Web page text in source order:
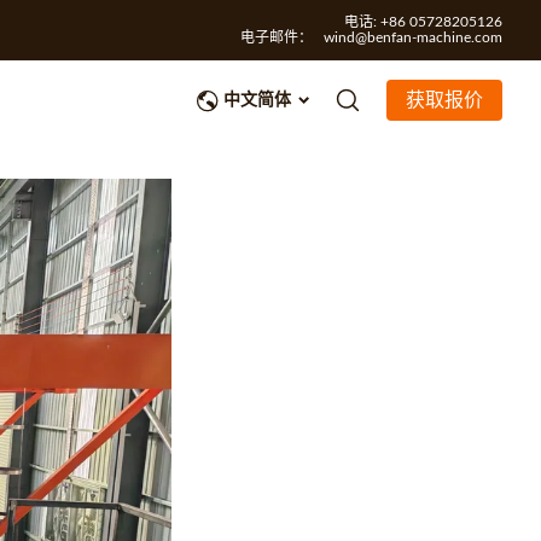
电话: +86 05728205126
电子邮件： wind@benfan-machine.com
中文简体 获取报价